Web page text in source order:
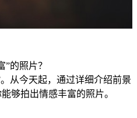
的照片？
从今天起，通过详细介绍前景
够拍出情感丰富的照片。